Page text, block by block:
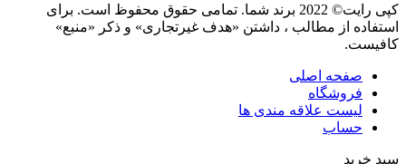
کپی رایت© 2022 برند شما. تمامی حقوق محفوظ است. برای
استفاده از مطالب ، داشتن «هدف غیرتجاری» و ذکر «منبع»
کافیست.
صفحه اصلی
فروشگاه
لیست علاقه مندی ها
حساب
سبد خرید